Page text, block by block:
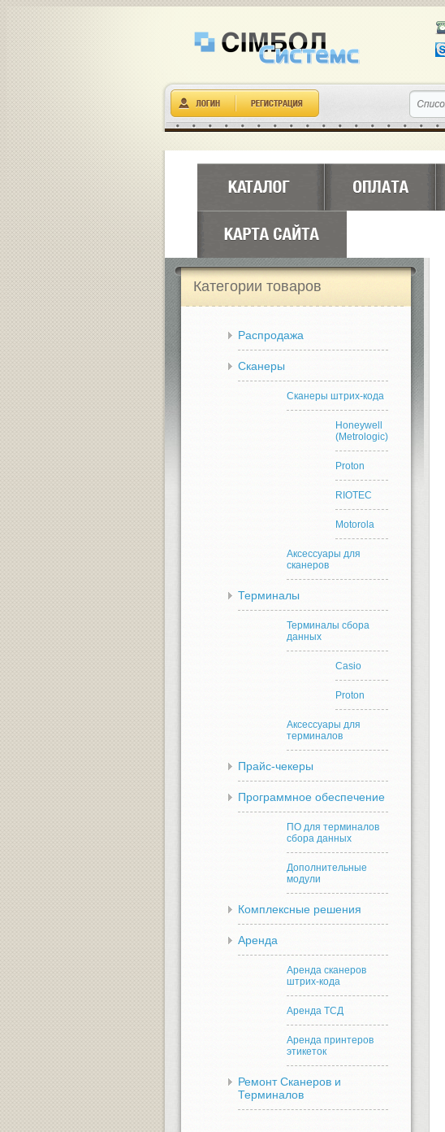
Категории товаров
Распродажа
Сканеры
Сканеры штрих-кода
Honeywell
(Metrologic)
Proton
RIOTEC
Motorola
Аксессуары для
сканеров
Терминалы
Терминалы сбора
данных
Casio
Proton
Аксессуары для
терминалов
Прайс-чекеры
Программное обеспечение
ПО для терминалов
сбора данных
Дополнительные
модули
Комплексные решения
Аренда
Аренда сканеров
штрих-кода
Аренда ТСД
Аренда принтеров
этикеток
Ремонт Сканеров и
Терминалов